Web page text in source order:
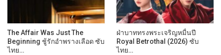
The Affair Was Just The
Beginning ชู้รักอำพรางเลือด ซับ
ไทย…
ฝ่าบาททรงพระเจริญหมื่นปี
Royal Betrothal (2026) ซับ
ไทย…